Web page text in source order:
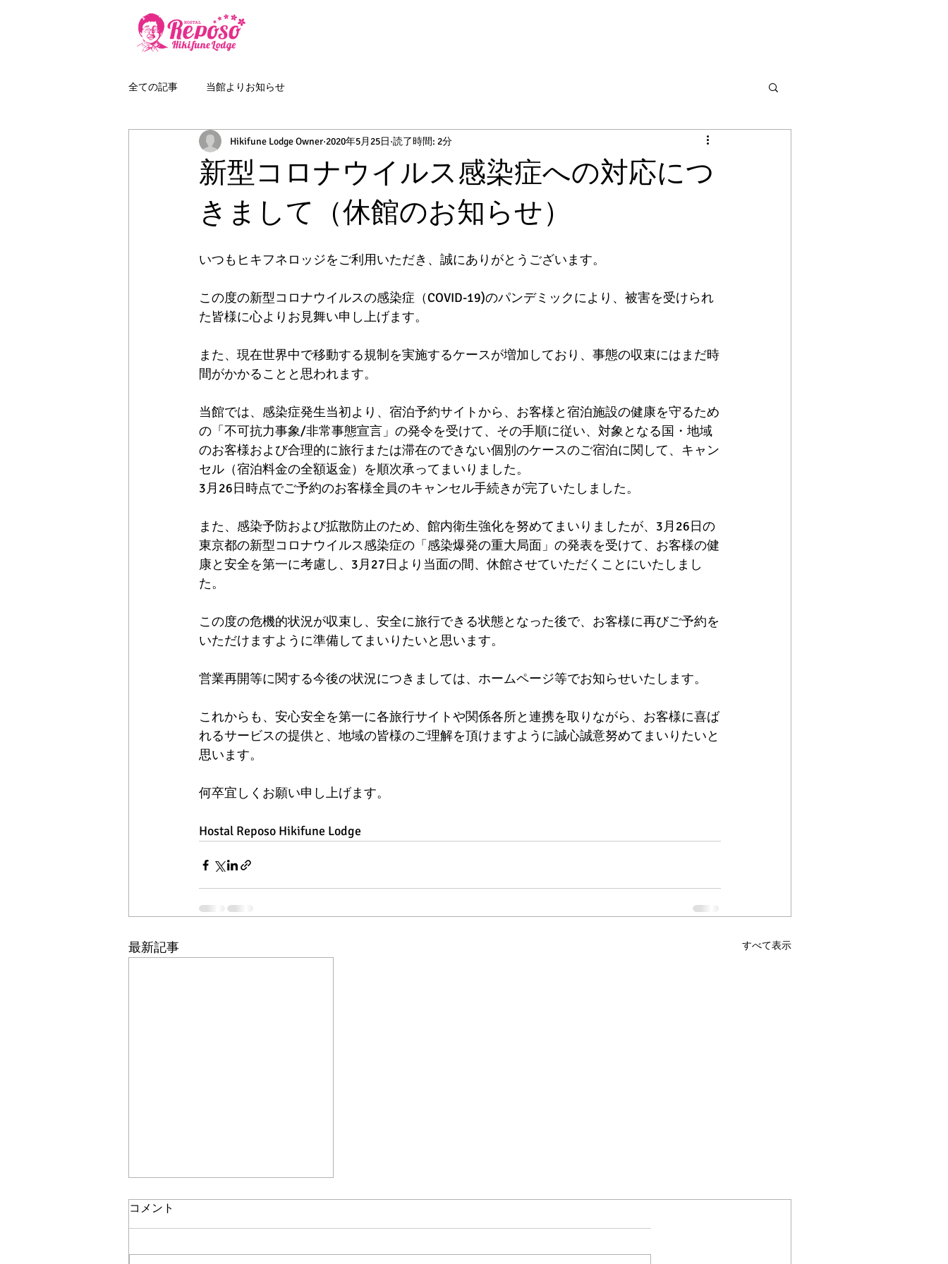
全ての記事 当館よりお知らせ
新型コロナウイルス感染症への対応につ
きまして（休館のお知らせ）
Hikifune Lodge Owner 2020年5月25日 読了時間: 2分
いつもヒキフネロッジをご利用いただき、誠にありがとうございます。
この度の新型コロナウイルスの感染症（COVID-19)のパンデミックにより、被害を受けられ
た皆様に心よりお見舞い申し上げます。
また、現在世界中で移動する規制を実施するケースが増加しており、事態の収束にはまだ時
間がかかることと思われます。
当館では、感染症発生当初より、宿泊予約サイトから、お客様と宿泊施設の健康を守るため
の「不可抗力事象/非常事態宣言」の発令を受けて、その手順に従い、対象となる国・地域
のお客様および合理的に旅行または滞在のできない個別のケースのご宿泊に関して、キャン
セル（宿泊料金の全額返金）を順次承ってまいりました。
3月26日時点でご予約のお客様全員のキャンセル手続きが完了いたしました。
また、感染予防および拡散防止のため、館内衛生強化を努めてまいりましたが、3月26日の
東京都の新型コロナウイルス感染症の「感染爆発の重大局面」の発表を受けて、お客様の健
康と安全を第一に考慮し、3月27日より当面の間、休館させていただくことにいたしまし
た。
この度の危機的状況が収束し、安全に旅行できる状態となった後で、お客様に再びご予約を
いただけますように準備してまいりたいと思います。
営業再開等に関する今後の状況につきましては、ホームページ等でお知らせいたします。
これからも、安心安全を第一に各旅行サイトや関係各所と連携を取りながら、お客様に喜ば
れるサービスの提供と、地域の皆様のご理解を頂けますように誠心誠意努めてまいりたいと
思います。
何卒宜しくお願い申し上げます。
Hostal Reposo Hikifune Lodge
最新記事 すべて表示
ホームページリニューアルの
コメント